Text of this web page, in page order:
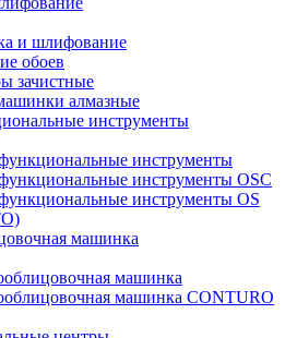
и шлифование
обоев
зачистные
алмазные
инструменты
инструменты
инструменты OSC
инструменты OS
машинка
машинка
машинка CONTURO